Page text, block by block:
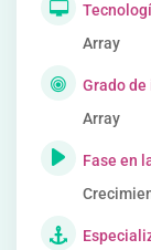
Array
Grado
Array
Fase en